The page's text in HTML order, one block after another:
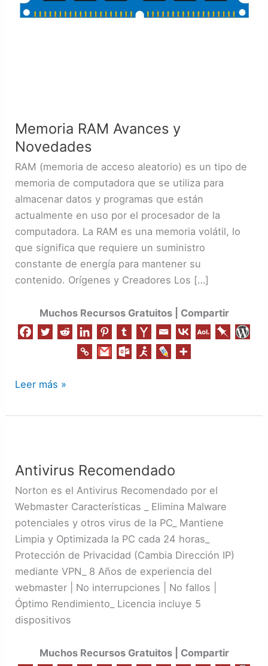
Memoria RAM Avances y
Novedades
RAM (memoria de acceso aleatorio) es un tipo de
memoria de computadora que se utiliza para
almacenar datos y programas que están
actualmente en uso por el procesador de la
computadora. La RAM es una memoria volátil, lo
que significa que requiere un suministro
constante de energía para mantener su
contenido. Orígenes y Creadores Los […]
Muchos Recursos Gratuitos | Compartir
Leer más »
Antivirus Recomendado
Norton es el Antivirus Recomendado por el
Webmaster Características _ Elimina Malware
potenciales y otros virus de la PC_ Mantiene
Limpia y Optimizada la PC cada 24 horas_
Protección de Privacidad (Cambia Dirección IP)
mediante VPN_ 8 Años de experiencia del
webmaster | No interrupciones | No fallos |
Óptimo Rendimiento_ Licencia incluye 5
dispositivos
Muchos Recursos Gratuitos | Compartir